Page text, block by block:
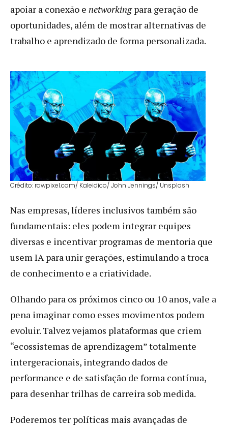
apoiar a conexão e networkingpara geração de
oportunidades, além de mostrar alternativas de
trabalho e aprendizado de forma personalizada.
Crédito: rawpixel.com / Kaleidico/ John Jennings/ Unsplash
Nas empresas, líderes inclusivos também são
fundamentais: eles podem integrar equipes
diversas e incentivar programas de mentoria que
usem IA para unir gerações, estimulando a troca
de conhecimento e a criatividade.
Olhando para os próximos cinco ou 10 anos, vale a
pena imaginar como esses movimentos podem
evoluir. Talvez vejamos plataformas que criem
“ecossistemas de aprendizagem” totalmente
intergeracionais, integrando dados de
performance e de satisfação de forma contínua,
para desenhar trilhas de carreira sob medida.
Poderemos ter políticas mais avançadas de